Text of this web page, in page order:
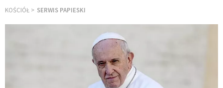
KOŚCIÓŁ SERWIS PAPIESKI